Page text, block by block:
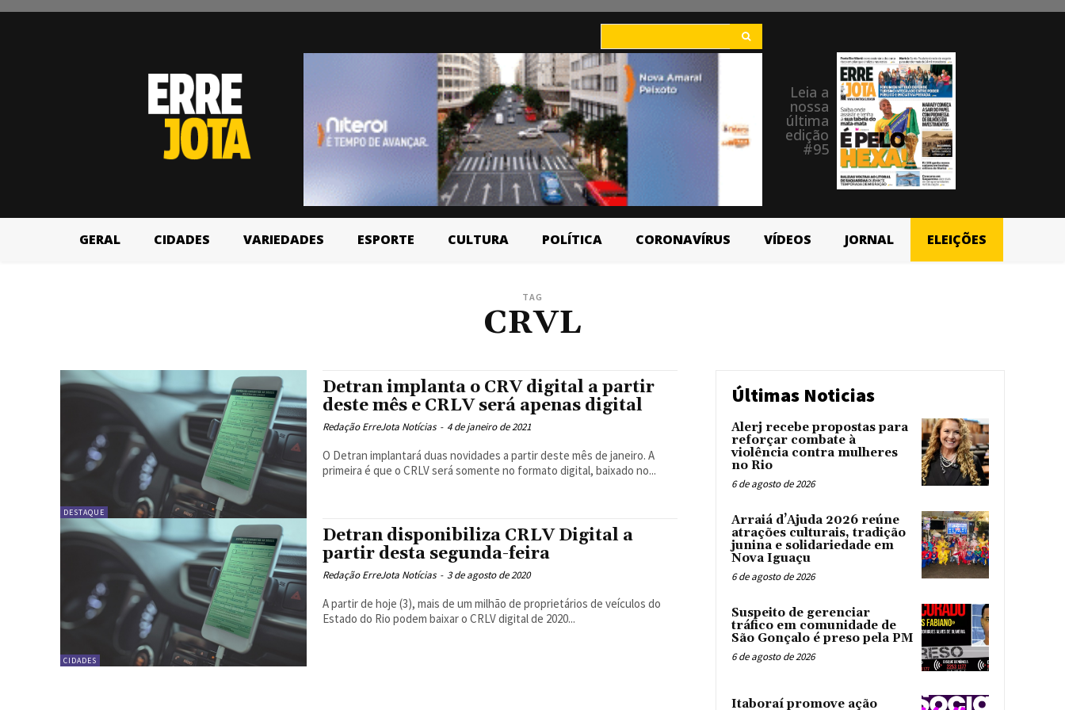
Leia a
nossa
última
edição
#95
GERAL CIDADES VARIEDADES ESPORTE CULTURA POLÍTICA CORONAVÍRUS VÍDEOS JORNAL ELEIÇÕES
TAG
CRVL
DESTAQUE
Detran implanta o CRV digital a partir
deste mês e CRLV será apenas digital
Redação ErreJota Notícias - 4 de janeiro de 2021
O Detran implantará duas novidades a partir deste mês de janeiro. A
primeira é que o CRLV será somente no formato digital, baixado no...
CIDADES
Detran disponibiliza CRLV Digital a
partir desta segunda-feira
Redação ErreJota Notícias - 3 de agosto de 2020
A partir de hoje (3), mais de um milhão de proprietários de veículos do
Estado do Rio podem baixar o CRLV digital de 2020...
Últimas Noticias
Alerj recebe propostas para
reforçar combate à
violência contra mulheres
no Rio
6 de agosto de 2026
Arraiá d’Ajuda 2026 reúne
atrações culturais, tradição
junina e solidariedade em
Nova Iguaçu
6 de agosto de 2026
Suspeito de gerenciar
tráfico em comunidade de
São Gonçalo é preso pela PM
6 de agosto de 2026
Itaboraí promove ação